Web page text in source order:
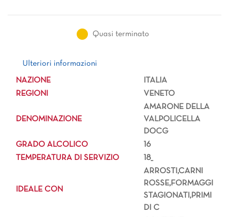
Quasi terminato
Ulteriori informazioni
Ulteriori informazioni
NAZIONE
ITALIA
REGIONI
VENETO
DENOMINAZIONE
AMARONE DELLA
VALPOLICELLA
DOCG
GRADO ALCOLICO
16
TEMPERATURA DI SERVIZIO
18_
IDEALE CON
ARROSTI,CARNI
ROSSE,FORMAGGI
STAGIONATI,PRIMI
DI C